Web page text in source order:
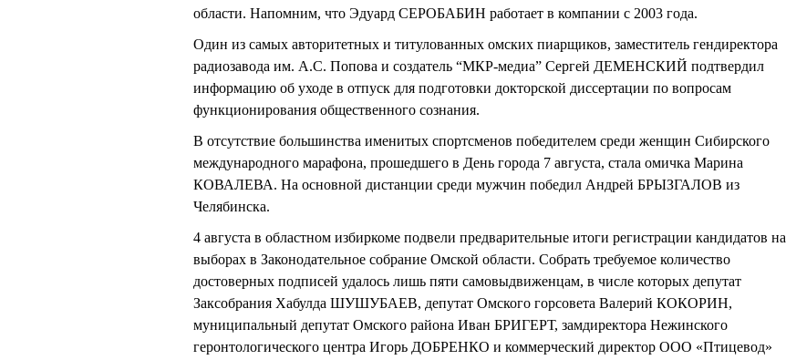
области. Напомним, что Эдуард СЕРОБАБИН работает в компании с 2003 года.
Один из самых авторитетных и титулованных омских пиарщиков, заместитель гендиректора
радиозавода им. А.С. Попова и создатель “МКР-медиа” Сергей ДЕМЕНСКИЙ подтвердил
информацию об уходе в отпуск для подготовки докторской диссертации по вопросам
функционирования общественного сознания.
В отсутствие большинства именитых спортсменов победителем среди женщин Сибирского
международного марафона, прошедшего в День города 7 августа, стала омичка Марина
КОВАЛЕВА. На основной дистанции среди мужчин победил Андрей БРЫЗГАЛОВ из
Челябинска.
4 августа в областном избиркоме подвели предварительные итоги регистрации кандидатов на
выборах в Законодательное собрание Омской области. Собрать требуемое количество
достоверных подписей удалось лишь пяти самовыдвиженцам, в числе которых депутат
Заксобрания Хабулда ШУШУБАЕВ, депутат Омского горсовета Валерий КОКОРИН,
муниципальный депутат Омского района Иван БРИГЕРТ, замдиректора Нежинского
геронтологического центра Игорь ДОБРЕНКО и коммерческий директор ООО «Птицевод»